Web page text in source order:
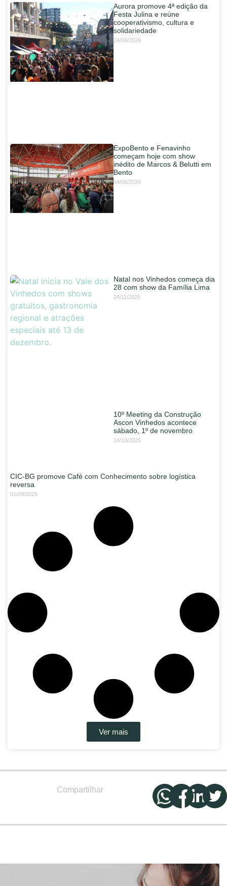
Aurora promove 4ª edição da
Festa Julina e reúne
cooperativismo, cultura e
solidariedade
24/06/2026
ExpoBento e Fenavinho
começam hoje com show
inédito de Marcos & Belutti em
Bento
04/06/2026
Natal nos Vinhedos começa dia
28 com show da Família Lima
24/11/2025
10º Meeting da Construção
Ascon Vinhedos acontece
sábado, 1º de novembro
24/10/2025
CIC-BG promove Café com Conhecimento sobre logística
reversa
01/09/2025
Ver mais
Compartilhar